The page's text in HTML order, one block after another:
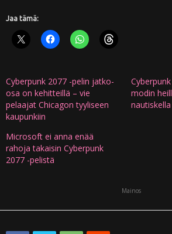
Jaa tämä:
Cyberpunk 2077 -pelin jatko-
osa on kehitteillä – vie
pelaajat Chicagon tyyliseen
kaupunkiin
modin
Microsoft ei anna enää
rahoja takaisin Cyberpunk
2077 -pelistä
Mainos